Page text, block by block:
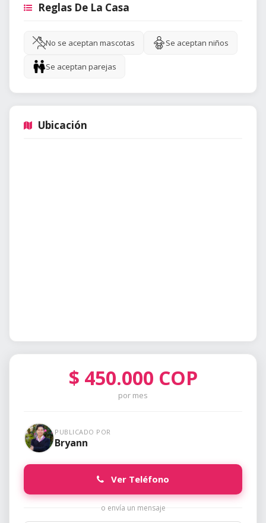
Reglas De La Casa
No se aceptan mascotas Se aceptan niños
Se aceptan parejas
Ubicación
$ 450.000 COP
por mes
PUBLICADO POR
Bryann
Ver Teléfono
o envía un mensaje